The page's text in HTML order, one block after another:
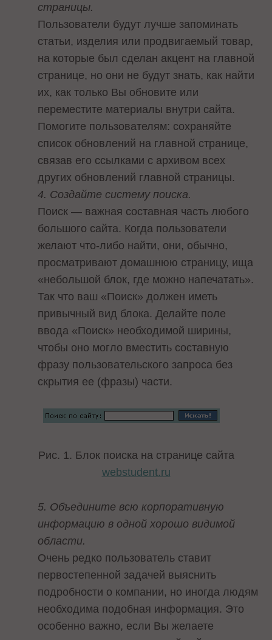
страницы.
Пользователи будут лучше запоминать
статьи, изделия или продвигаемый товар,
на которые был сделан акцент на главной
странице, но они не будут знать, как найти
их, как только Вы обновите или
переместите материалы внутри сайта.
Помогите пользователям: сохраняйте
список обновлений на главной странице,
связав его ссылками с архивом всех
других обновлений главной страницы.
4. Создайте систему поиска.
Поиск — важная составная часть любого
большого сайта. Когда пользователи
желают что-либо найти, они, обычно,
просматривают домашнюю страницу, ища
«небольшой блок, где можно напечатать».
Так что ваш «Поиск» должен иметь
привычный вид блока. Делайте поле
ввода «Поиск» необходимой ширины,
чтобы оно могло вместить составную
фразу пользовательского запроса без
скрытия ее (фразы) части.
Рис. 1. Блок поиска на странице сайта
webstudent.ru
5. Объедините всю корпоративную
информацию в одной хорошо видимой
области.
Очень редко пользователь ставит
первостепенной задачей выяснить
подробности о компании, но иногда людям
необходима подобная информация. Это
особенно важно, если Вы желаете